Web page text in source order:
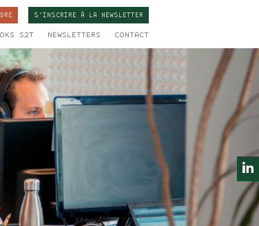
S'INSCRIRE À LA NEWSLETTER
S2T NEWSLETTERS CONTACT